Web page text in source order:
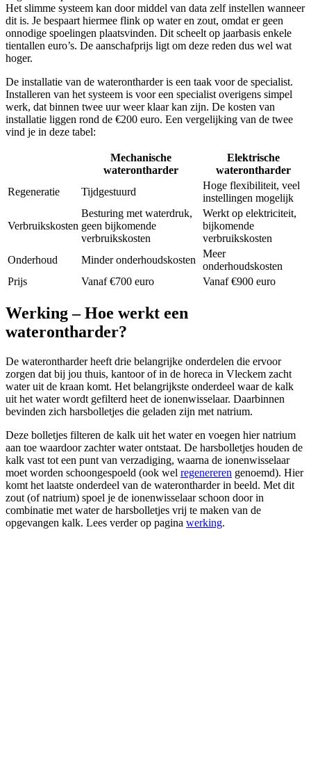
Het slimme systeem kan door middel van data zelf instellen wanneer
dit is. Je bespaart hiermee flink op water en zout, omdat er geen
onnodige spoelingen plaatsvinden. Dit scheelt op jaarbasis enkele
tientallen euro’s. De aanschafprijs ligt om deze reden dus wel wat
hoger.
De installatie van de waterontharder is een taak voor de specialist.
Installeren van het systeem is voor een specialist overigens simpel
werk, dat binnen twee uur weer klaar kan zijn. De kosten van
installatie liggen rond de €200 euro. Een vergelijking van de twee
vind je in deze tabel:
Mechanische
waterontharder
Elektrische
waterontharder
Regeneratie
Tijdgestuurd
Hoge flexibiliteit, veel
instellingen mogelijk
Verbruikskosten
Besturing met waterdruk,
geen bijkomende
verbruikskosten
Werkt op elektriciteit,
bijkomende
verbruikskosten
Onderhoud
Minder onderhoudskosten
Meer
onderhoudskosten
Prijs
Vanaf €700 euro Vanaf €900 euro
Werking – Hoe werkt een
waterontharder?
De waterontharder heeft drie belangrijke onderdelen die ervoor
zorgen dat bij jou thuis, kantoor of in de horeca in Vleckem zacht
water uit de kraan komt. Het belangrijkste onderdeel waar de kalk
uit het water wordt gefilterd heet de ionenwisselaar. Daarbinnen
bevinden zich harsbolletjes die geladen zijn met natrium.
Deze bolletjes filteren de kalk uit het water en voegen hier natrium
aan toe waardoor zachter water ontstaat. De harsbolletjes houden de
kalk vast tot een punt van verzadiging, waarna de ionenwisselaar
moet worden schoongespoeld (ook wel regenereren genoemd). Hier
komt het laatste onderdeel van de waterontharder in beeld. Met dit
zout (of natrium) spoel je de ionenwisselaar schoon door in
combinatie met water de harsbolletjes vrij te maken van de
opgevangen kalk. Lees verder op pagina werking.